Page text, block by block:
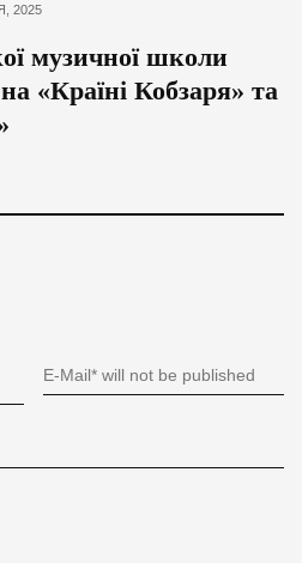
2025
музичної школи
«Країні Кобзаря» та